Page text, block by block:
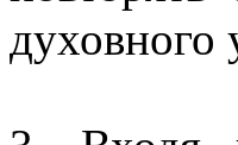
духовного